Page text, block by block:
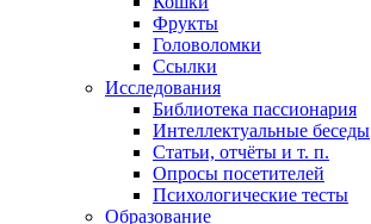
Фрукты
Головоломки
Ссылки
Исследования
Библиотека пассионария
Интеллектуальные беседы
Статьи, отчёты и т. п.
Опросы посетителей
Психологические тесты
Образование